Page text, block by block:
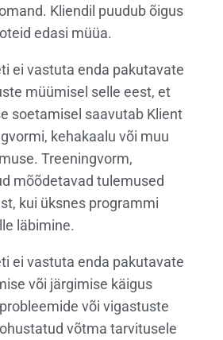
Kliendil puudub õigus
edasi müüa.
ei vastuta enda pakutavate
müümisel selle eest, et
soetamisel saavutab Klient
kehakaalu või muu
Treeningvorm,
mõõdetavad tulemused
kui üksnes programmi
läbimine.
ei vastuta enda pakutavate
või järgimise käigus
või vigastuste
võtma tarvitusele